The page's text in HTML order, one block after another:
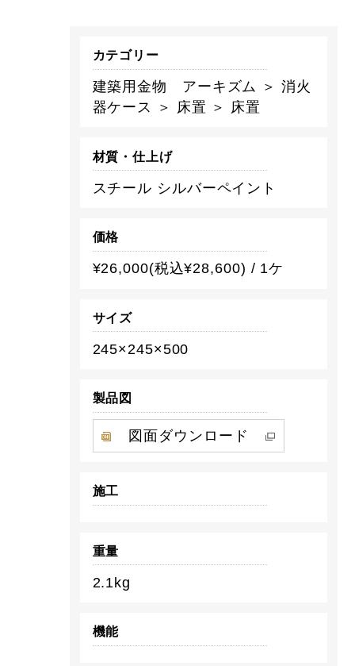
カテゴリー
建築用金物 アーキズム ＞ 消火
器ケース ＞ 床置 ＞ 床置
材質・仕上げ
スチール シルバーペイント
価格
¥26,000(税込¥28,600) / 1ケ
サイズ
245×245×500
製品図
図面ダウンロード
施工
重量
2.1kg
機能